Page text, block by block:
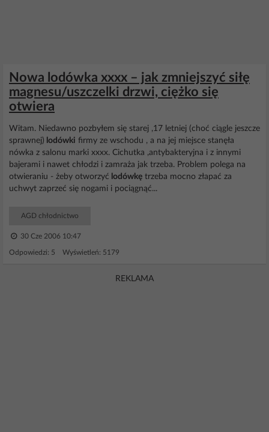
Nowa lodówka xxxx – jak zmniejszyć siłę
magnesu/uszczelki drzwi, ciężko się
otwiera
Witam. Niedawno pozbyłem się starej ,17 letniej (choć ciągle jeszcze
sprawnej) lodówki firmy ze wschodu , a na jej miejsce stanęła
nówka z salonu marki xxxx. Cichutka ,antybakteryjna i z innymi
bajerami i nawet chłodzi i zamraża jak trzeba. Problem polega na
otwieraniu - żeby otworzyć lodówkę trzeba mocno złapać za
uchwyt zaprzeć się nogami i pociągnąć...
AGD chłodnictwo
30 Cze 2006 10:47
Odpowiedzi: 5 Wyświetleń: 5179
REKLAMA